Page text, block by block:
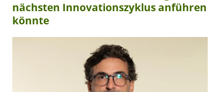
nächsten Innovationszyklus anführen
könnte